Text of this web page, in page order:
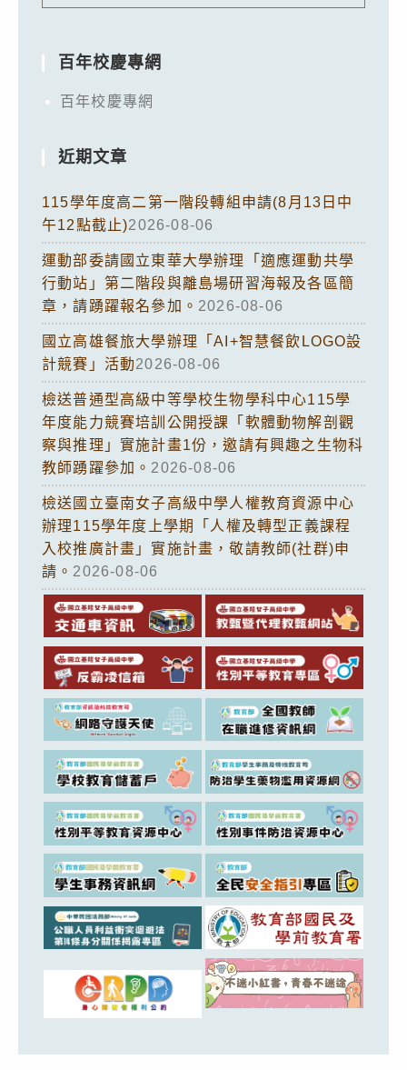
百年校慶專網
百年校慶專網
近期文章
115學年度高二第一階段轉組申請(8月13日中
午12點截止)2026-08-06
運動部委請國立東華大學辦理「適應運動共學
行動站」第二階段與離島場研習海報及各區簡
章，請踴躍報名參加。 2026-08-06
國立高雄餐旅大學辦理「AI+智慧餐飲LOGO設
計競賽」活動2026-08-06
檢送普通型高級中等學校生物學科中心115學
年度能力競賽培訓公開授課「軟體動物解剖觀
察與推理」實施計畫1份，邀請有興趣之生物科
教師踴躍參加。 2026-08-06
檢送國立臺南女子高級中學人權教育資源中心
辦理115學年度上學期「人權及轉型正義課程
入校推廣計畫」實施計畫，敬請教師(社群)申
請。 2026-08-06